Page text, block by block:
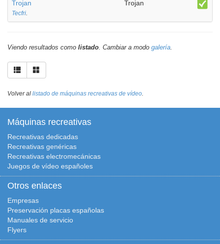
Trojan
Tecfri.
Trojan
Viendo resultados como listado. Cambiar a modo galería.
Volver al listado de máquinas recreativas de vídeo.
Máquinas recreativas
Recreativas dedicadas
Recreativas genéricas
Recreativas electromecánicas
Juegos de vídeo españoles
Otros enlaces
Empresas
Preservación placas españolas
Manuales de servicio
Flyers